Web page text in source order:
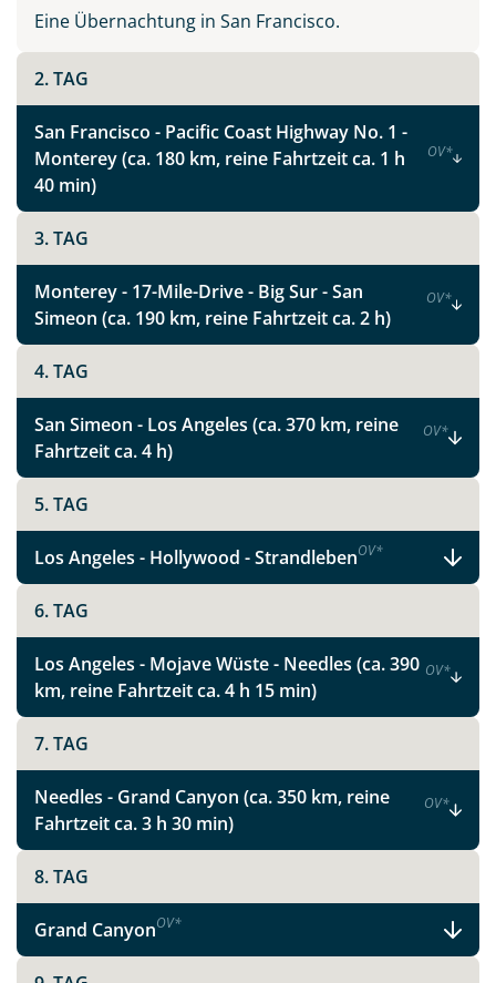
Teile diese Reise
Metropolen und Nationalparks im Westen
der USA
Facebook
malerischen Örtchen entlang der Strecke.
Vollständig wird eine Reise in den Westen der USA erst
mit einem Besuch der spektakulären Schluchten und
unwirklich scheinenden Felsformationen des
imposanten Grand Canyon, das ikonische Wahrzeichen
des Südwestens.
Ein nicht weniger beeindruckender und äußerst
fotogener Park und für viele das Kalifornien-Highlight
ist der Yosemite Nationalpark. Mit seinen gigantischen
Felsformationen, tosenden Wasserfällen und dunklen
Wäldern zählt er zu den schönsten Nationalparks im
Westen der USA.
Lassen Sie sich ein auf das Abenteuer West USA, und
setzen Sie Ihrem Traumziel keine Grenzen. Vertrauen
Sie unserer jahrelangen persönlichen Reiseerfahrung
und unseren Zielgebietskenntnissen, und planen Sie
Ihre Reise mit uns nach Ihren ganz persönlichen und
individuellen Wünschen und Vorstellungen. Wir
beraten Sie gerne!
Eine Übernachtung in San Francisco.
2. TAG
San Francisco - Pacific Coast Highway No. 1 -
Monterey (ca. 180 km, reine Fahrtzeit ca. 1 h
40 min)
OV*
3. TAG
Monterey - 17-Mile-Drive - Big Sur - San
Simeon (ca. 190 km, reine Fahrtzeit ca. 2 h)
OV*
4. TAG
San Simeon - Los Angeles (ca. 370 km, reine
Fahrtzeit ca. 4 h)
OV*
5. TAG
Los Angeles - Hollywood - StrandlebenOV*
6. TAG
Los Angeles - Mojave Wüste - Needles (ca. 390
km, reine Fahrtzeit ca. 4 h 15 min)
OV*
7. TAG
Needles - Grand Canyon (ca. 350 km, reine
Fahrtzeit ca. 3 h 30 min)
OV*
8. TAG
Grand CanyonOV*